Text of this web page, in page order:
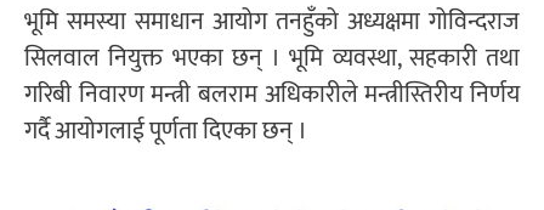
भूमि समस्या समाधान आयोग तनहुँको अध्यक्षमा गोविन्दराज
सिलवाल नियुक्त भएका छन् । भूमि व्यवस्था, सहकारी तथा
गरिबी निवारण मन्त्री बलराम अधिकारीले मन्त्रीस्तिरीय निर्णय
गर्दै आयोगलाई पूर्णता दिएका छन् ।